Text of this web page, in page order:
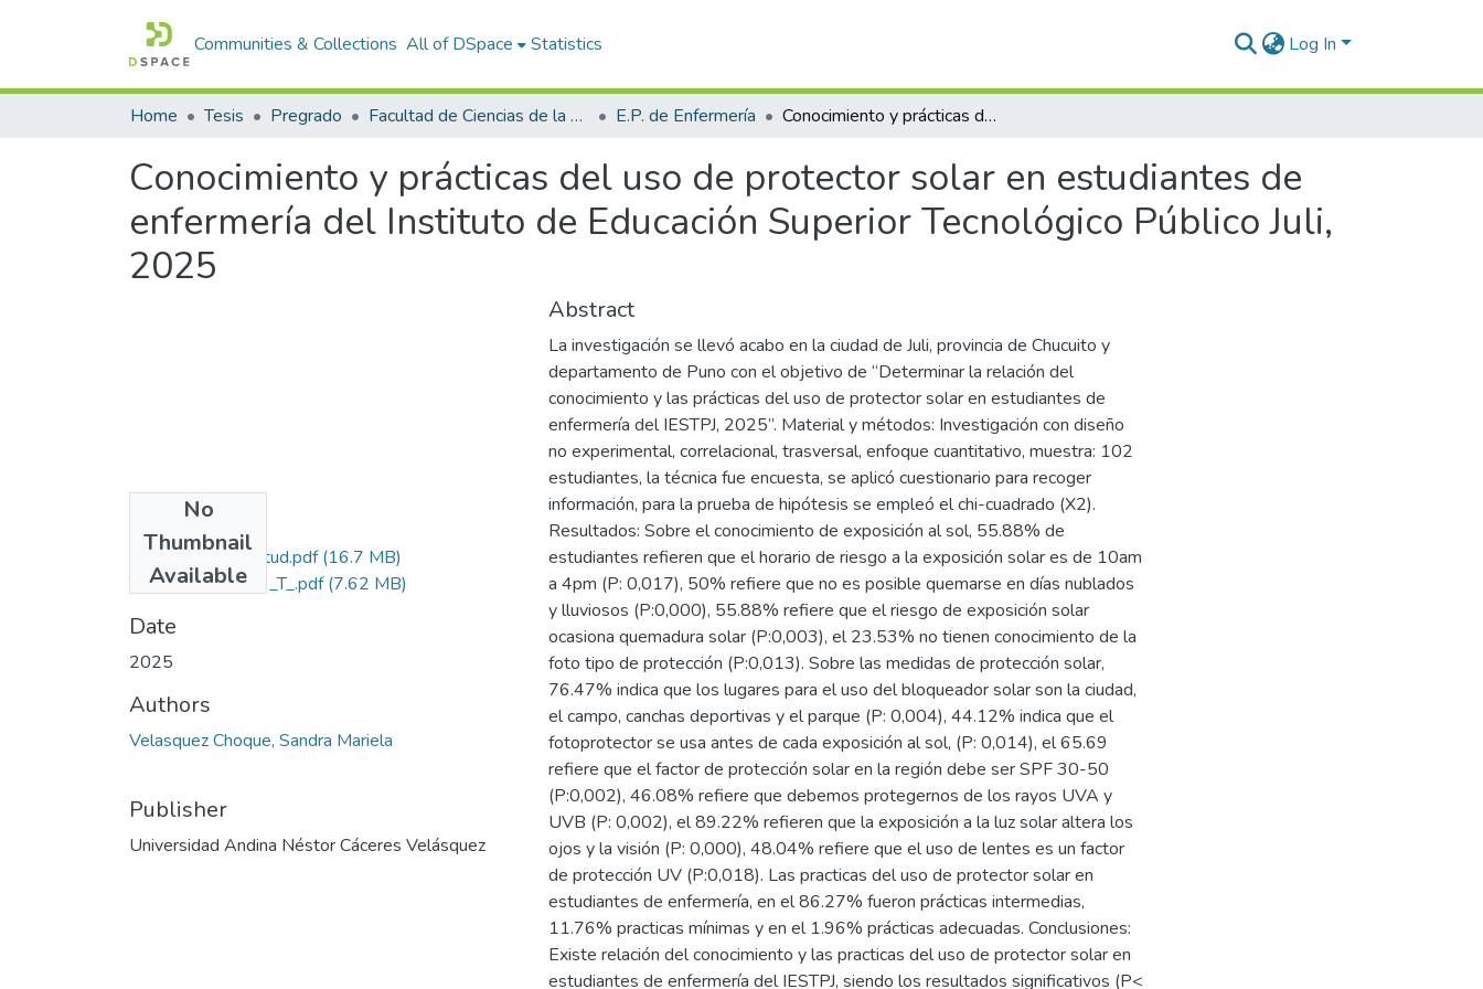
Communities & Collections All of DSpace Statistics Log In
Home Tesis Pregrado Facultad de Ciencias de la Salud E.P. de Enfermería Conocimiento y prácticas del uso de protector solar en estudiantes de enfermería del Instituto de Educación Superior Tecnológico Público Juli, 2025
Conocimiento y prácticas del uso de protector solar en estudiantes de
enfermería del Instituto de Educación Superior Tecnológico Público Juli,
2025
No
Thumbnail
Available
Grado de Similitud.pdf(16.7 MB)
T036_72426643_T_.pdf(7.62 MB)
Date
2025
Authors
Velasquez Choque, Sandra Mariela
Publisher
Universidad Andina Néstor Cáceres Velásquez
Abstract
La investigación se llevó acabo en la ciudad de Juli, provincia de Chucuito y
departamento de Puno con el objetivo de “Determinar la relación del
conocimiento y las prácticas del uso de protector solar en estudiantes de
enfermería del IESTPJ, 2025”. Material y métodos: Investigación con diseño
no experimental, correlacional, trasversal, enfoque cuantitativo, muestra: 102
estudiantes, la técnica fue encuesta, se aplicó cuestionario para recoger
información, para la prueba de hipótesis se empleó el chi-cuadrado (X2).
Resultados: Sobre el conocimiento de exposición al sol, 55.88% de
estudiantes refieren que el horario de riesgo a la exposición solar es de 10am
a 4pm (P: 0,017), 50% refiere que no es posible quemarse en días nublados
y lluviosos (P:0,000), 55.88% refiere que el riesgo de exposición solar
ocasiona quemadura solar (P:0,003), el 23.53% no tienen conocimiento de la
foto tipo de protección (P:0,013). Sobre las medidas de protección solar,
76.47% indica que los lugares para el uso del bloqueador solar son la ciudad,
el campo, canchas deportivas y el parque (P: 0,004), 44.12% indica que el
fotoprotector se usa antes de cada exposición al sol, (P: 0,014), el 65.69
refiere que el factor de protección solar en la región debe ser SPF 30-50
(P:0,002), 46.08% refiere que debemos protegernos de los rayos UVA y
UVB (P: 0,002), el 89.22% refieren que la exposición a la luz solar altera los
ojos y la visión (P: 0,000), 48.04% refiere que el uso de lentes es un factor
de protección UV (P:0,018). Las practicas del uso de protector solar en
estudiantes de enfermería, en el 86.27% fueron prácticas intermedias,
11.76% practicas mínimas y en el 1.96% prácticas adecuadas. Conclusiones:
Existe relación del conocimiento y las practicas del uso de protector solar en
estudiantes de enfermería del IESTPJ, siendo los resultados significativos (P<